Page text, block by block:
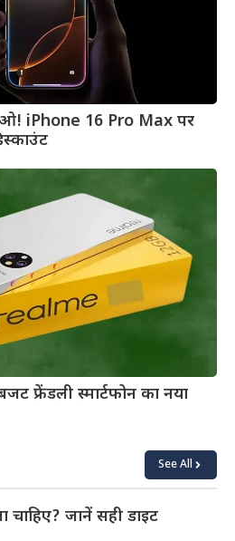
iPhone 16 Pro Max पर
फ्रेंडली स्मार्टफोन का नया
See All
चाहिए? जानें सही डाइट